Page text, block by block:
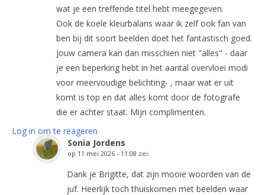
wat je een treffende titel hebt meegegeven.
Ook de koele kleurbalans waar ik zelf ook fan van
ben bij dit soort beelden doet het fantastisch goed.
Jouw camera kan dan misschien niet "alles" - daar
je een beperking hebt in het aantal overvloei modi
voor meervoudige belichting- , maar wat er uit
komt is top en dat alles komt door de fotografe
die er achter staat. Mijn complimenten.
Log in om te reageren
Sonia Jordens
op 11 mei 2026 - 11:08 zei:
Dank je Brigitte, dat zijn mooie woorden van de
juf. Heerlijk toch thuiskomen met beelden waar